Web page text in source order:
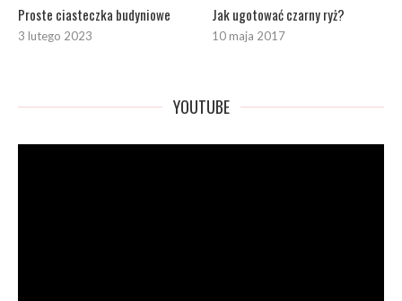
Proste ciasteczka budyniowe
3 lutego 2023
Jak ugotować czarny ryż?
10 maja 2017
YOUTUBE